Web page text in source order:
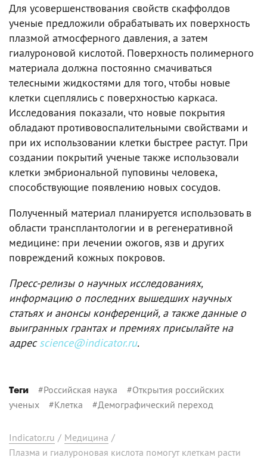
Для усовершенствования свойств скаффолдов
ученые предложили обрабатывать их поверхность
плазмой атмосферного давления, а затем
гиалуроновой кислотой. Поверхность полимерного
материала должна постоянно смачиваться
телесными жидкостями для того, чтобы новые
клетки сцеплялись с поверхностью каркаса.
Исследования показали, что новые покрытия
обладают противовоспалительными свойствами и
при их использовании клетки быстрее растут. При
создании покрытий ученые также использовали
клетки эмбриональной пуповины человека,
способствующие появлению новых сосудов.
Полученный материал планируется использовать в
области трансплантологии и в регенеративной
медицине: при лечении ожогов, язв и других
повреждений кожных покровов.
Пресс-релизы о научных исследованиях,
информацию о последних вышедших научных
статьях и анонсы конференций, а также данные о
выигранных грантах и премиях присылайте на
адресscience@indicator.ru.
Теги #Российская наука #Открытия российских
ученых #Клетка #Демографический переход
Indicator.ru / Медицина /
Плазма и гиалуроновая кислота помогут клеткам расти